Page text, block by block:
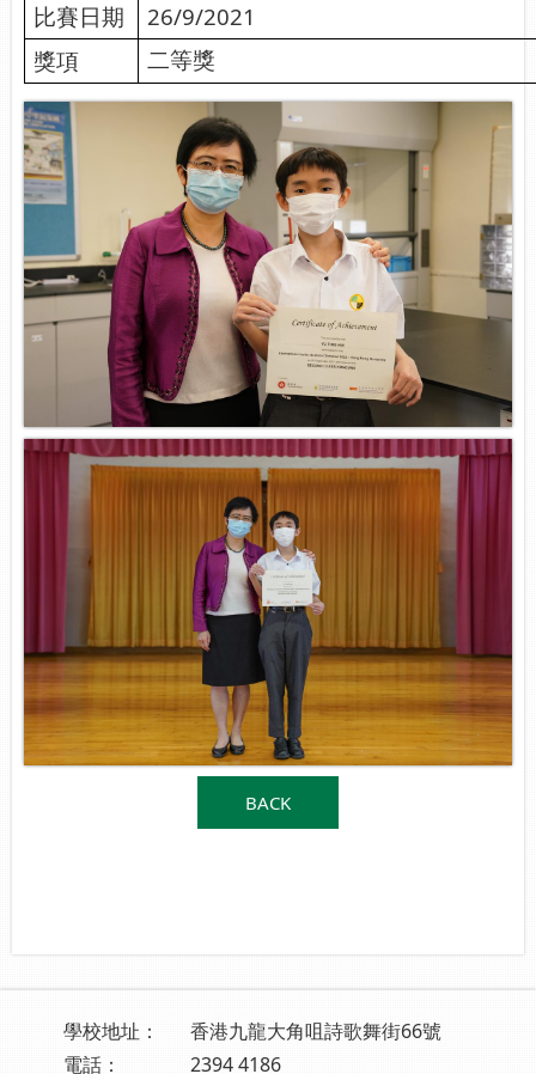
比賽日期
26/9/2021
獎項
二等獎
BACK
學校地址：
香港九龍大角咀詩歌舞街66號
電話：
2394 4186